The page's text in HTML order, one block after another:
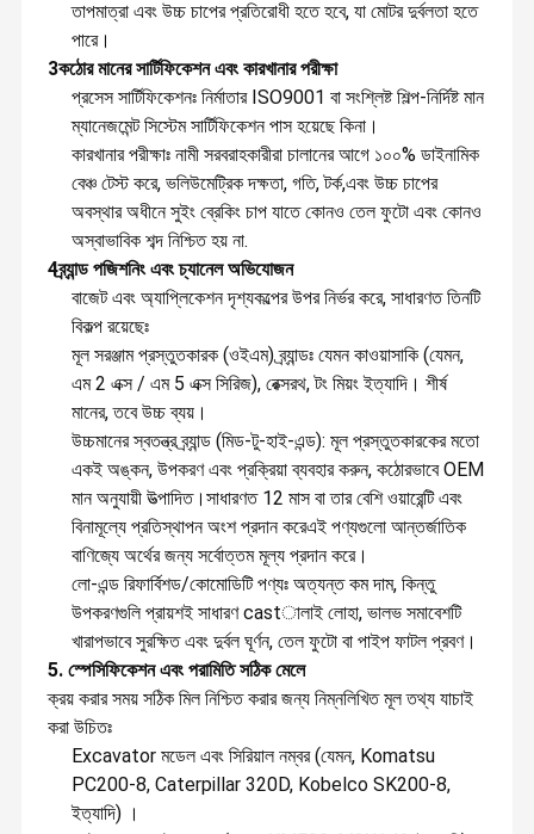
বাড়ি পণ্য ভিডিও আমাদের সম্বন্ধে
তাপমাত্রা এবং উচ্চ চাপের প্রতিরোধী হতে হবে, যা মোটর দুর্বলতা হতে
পারে।
3কঠোর মানের সার্টিফিকেশন এবং কারখানার পরীক্ষা
প্রসেস সার্টিফিকেশনঃ নির্মাতার ISO9001 বা সংশ্লিষ্ট শিল্প-নির্দিষ্ট মান
ম্যানেজমেন্ট সিস্টেম সার্টিফিকেশন পাস হয়েছে কিনা।
কারখানার পরীক্ষাঃ নামী সরবরাহকারীরা চালানের আগে ১০০% ডাইনামিক
বেঞ্চ টেস্ট করে, ভলিউমেট্রিক দক্ষতা, গতি, টর্ক,এবং উচ্চ চাপের
অবস্থার অধীনে সুইং ব্রেকিং চাপ যাতে কোনও তেল ফুটো এবং কোনও
অস্বাভাবিক শব্দ নিশ্চিত হয় না.
4ব্র্যান্ড পজিশনিং এবং চ্যানেল অভিযোজন
বাজেট এবং অ্যাপ্লিকেশন দৃশ্যকল্পের উপর নির্ভর করে, সাধারণত তিনটি
বিকল্প রয়েছেঃ
মূল সরঞ্জাম প্রস্তুতকারক (ওইএম) ব্র্যান্ডঃ যেমন কাওয়াসাকি (যেমন,
এম 2 এক্স / এম 5 এক্স সিরিজ), রেক্সরথ, টং মিয়ং ইত্যাদি। শীর্ষ
মানের, তবে উচ্চ ব্যয়।
উচ্চমানের স্বতন্ত্র ব্র্যান্ড (মিড-টু-হাই-এন্ড): মূল প্রস্তুতকারকের মতো
একই অঙ্কন, উপকরণ এবং প্রক্রিয়া ব্যবহার করুন, কঠোরভাবে OEM
মান অনুযায়ী উত্পাদিত।সাধারণত 12 মাস বা তার বেশি ওয়ারেন্টি এবং
বিনামূল্যে প্রতিস্থাপন অংশ প্রদান করেএই পণ্যগুলো আন্তর্জাতিক
বাণিজ্যে অর্থের জন্য সর্বোত্তম মূল্য প্রদান করে।
লো-এন্ড রিফার্বিশড/কোমোডিটি পণ্যঃ অত্যন্ত কম দাম, কিন্তু
উপকরণগুলি প্রায়শই সাধারণ castালাই লোহা, ভালভ সমাবেশটি
খারাপভাবে সুরক্ষিত এবং দুর্বল ঘূর্ণন, তেল ফুটো বা পাইপ ফাটল প্রবণ।
5. স্পেসিফিকেশন এবং পরামিতি সঠিক মেলে
ক্রয় করার সময় সঠিক মিল নিশ্চিত করার জন্য নিম্নলিখিত মূল তথ্য যাচাই
করা উচিতঃ
Excavator মডেল এবং সিরিয়াল নম্বর (যেমন, Komatsu
PC200-8, Caterpillar 320D, Kobelco SK200-8,
ইত্যাদি) ।
জিজেড ইউয়েসিয়াং ইঞ্জিনিয়ারিং মেশিন কোং লিমিটেড।
জিজেড ইউয়েসিয়াং ইঞ্জিনিয়ারিং মেশিনারি কোং, লিমিটেড একটি বৈদেশিক বাণিজ্য সংস্থা যা
উন্নয়ন, বিক্রয়, সংগ্রহ, গুদামজাতকরণ, পরিবহন এবং পরিষেবা একীভূত করে। ২০১৩ সালের
সেপ্টেম্বরে প্রতিষ্ঠিত,আমরা যন্ত্রপাতি বাণিজ্যে বারো বছরেরও বেশি অভিজ্ঞতা আছে.
আমাদের প্রধান পণ্য Excavator জলবাহী খুচরা যন্ত্রাংশ, জলবাহী প্রধান পাম্প, সুইং মোটর,